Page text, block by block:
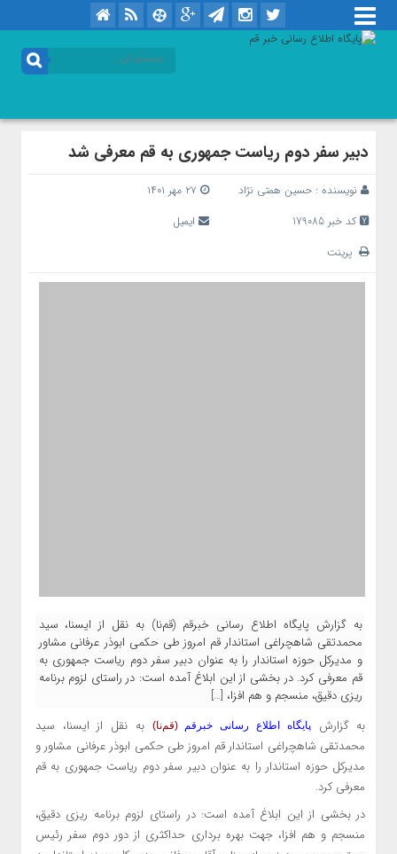
دبیر سفر دوم ریاست جمهوری به قم معرفی شد
نویسنده : حسین همتی نژاد
کد خبر 179085
ایمیل
پرینت
به گزارش پایگاه اطلاع رسانی خبرقم (قم‌نا) به نقل از ایسنا، سید
محمدتقی شاهچراغی استاندار قم امروز طی حکمی ابوذر عرفانی مشاور
و مدیرکل حوزه استاندار را به عنوان دبیر سفر دوم ریاست جمهوری به
قم معرفی کرد. در بخشی از این ابلاغ آمده است: در راستای لزوم برنامه
ریزی دقیق، منسجم و هم افزا، […]
به گزارشپایگاه اطلاع رسانی خبرقم (قم‌نا)
به نقل از ایسنا، سید
محمدتقی شاهچراغی استاندار قم امروز طی حکمی ابوذر عرفانی مشاور و
مدیرکل حوزه استاندار را به عنوان دبیر سفر دوم ریاست جمهوری به قم
معرفی کرد.
در بخشی از این ابلاغ آمده است: در راستای لزوم برنامه ریزی دقیق،
منسجم و هم افزا، جهت بهره برداری حداکثری از دور دوم سفر رئیس